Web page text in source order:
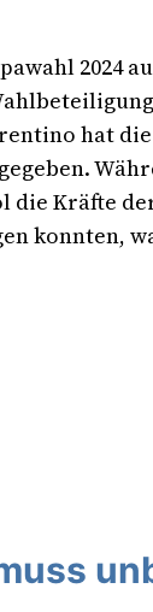
2024
hat
Kräfte der
konnten,